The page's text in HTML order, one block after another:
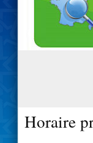
Horaire